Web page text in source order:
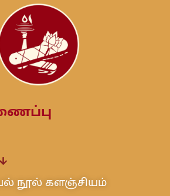
நூல் களஞ்சியம்